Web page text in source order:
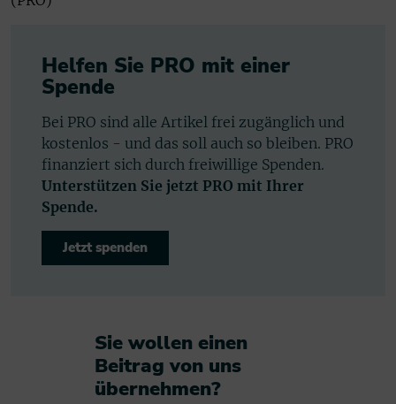
Helfen Sie PRO mit einer
Spende
Bei PRO sind alle Artikel frei zugänglich und
kostenlos - und das soll auch so bleiben. PRO
finanziert sich durch freiwillige Spenden.
Unterstützen Sie jetzt PRO mit Ihrer
Spende.
Jetzt spenden
Sie wollen einen
Beitrag von uns
übernehmen?​